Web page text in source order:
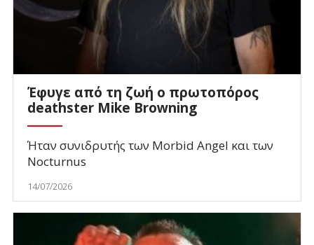
Έφυγε από τη ζωή ο πρωτοπόρος
deathster Mike Browning
Ήταν συνιδρυτής των Morbid Angel και των
Nocturnus
14/07/2026